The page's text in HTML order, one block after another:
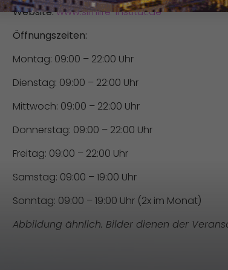
Website:www.simlife-institut.de
Öffnungszeiten:
Montag: 09:00 – 22:00 Uhr
Dienstag: 09:00 – 22:00 Uhr
Mittwoch: 09:00 – 22:00 Uhr
Donnerstag: 09:00 – 22:00 Uhr
Freitag: 09:00 – 22:00 Uhr
Samstag: 09:00 – 19:00 Uhr
Sonntag: 09:00 – 19:00 Uhr (2x im Monat)
Abbildung ähnlich. Bilder dienen der